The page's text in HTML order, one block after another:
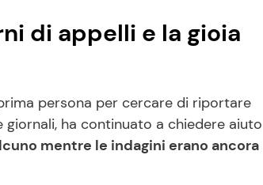
di appelli e la gioia
persona per cercare di riportare
giornali, ha continuato a chiedere aiuto
mentre le indagini erano ancora